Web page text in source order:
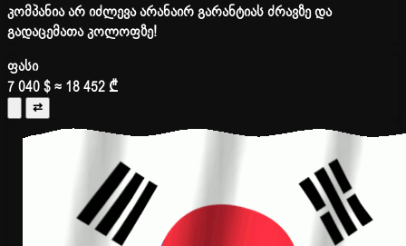
კომპანია არ იძლევა არანაირ გარანტიას ძრავზე და
გადაცემათა კოლოფზე!
ფასი
7 040 $≈ 18 452 ₾
⇄